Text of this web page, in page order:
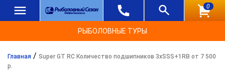
0
РЫБОЛОВНЫЕ ТУРЫ
Главная / Super GT RC Количество подшипников 3xSSS+1RB от 7 500
р.